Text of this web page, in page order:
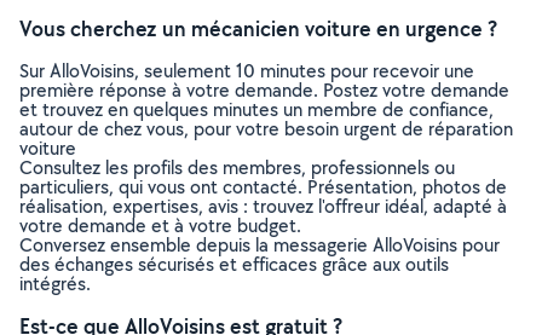
Vous cherchez un mécanicien voiture en urgence ?
Sur AlloVoisins, seulement 10 minutes pour recevoir une
première réponse à votre demande. Postez votre demande
et trouvez en quelques minutes un membre de confiance,
autour de chez vous, pour votre besoin urgent de réparation
voiture
Consultez les profils des membres, professionnels ou
particuliers, qui vous ont contacté. Présentation, photos de
réalisation, expertises, avis : trouvez l'offreur idéal, adapté à
votre demande et à votre budget.
Conversez ensemble depuis la messagerie AlloVoisins pour
des échanges sécurisés et efficaces grâce aux outils
intégrés.
Est-ce que AlloVoisins est gratuit ?